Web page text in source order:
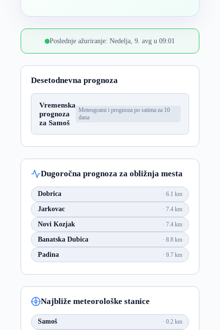
Poslednje ažuriranje: Nedelja, 9. avg u 09:01
Desetodnevna prognoza
Vremenska
prognoza
za Samoš
Meteogrami i prognoza po satima za 10
dana
Dugoročna prognoza za obližnja mesta
Dobrica 6.1 km
Jarkovac 7.4 km
Novi Kozjak 7.4 km
Banatska Dubica 8.8 km
Padina 9.7 km
Najbliže meteorološke stanice
Samoš 0.2 km